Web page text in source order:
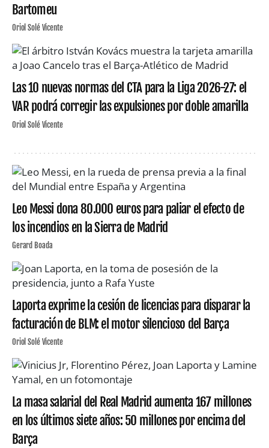
Bartomeu
Oriol Solé Vicente
Las 10 nuevas normas del CTA para la Liga 2026-27: el
VAR podrá corregir las expulsiones por doble amarilla
Oriol Solé Vicente
Leo Messi dona 80.000 euros para paliar el efecto de
los incendios en la Sierra de Madrid
Gerard Boada
Laporta exprime la cesión de licencias para disparar la
facturación de BLM: el motor silencioso del Barça
Oriol Solé Vicente
La masa salarial del Real Madrid aumenta 167 millones
en los últimos siete años: 50 millones por encima del
Barça